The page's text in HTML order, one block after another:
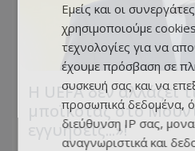
Η UEFA δεν αλλάζει
μποϊκοτάζ στο
εγγυήσεις...»!
Εμείς και οι
χρησιμοποιούμε
τεχνολογίες για να
έχουμε πρόσβαση σε
συσκευή σας και να
προσωπικά δεδομένα,
διεύθυνση IP σας,
αναγνωριστικά και